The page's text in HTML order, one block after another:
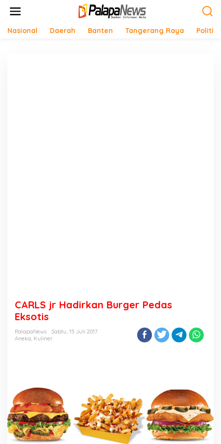
Nasional Daerah Banten Tangerang Raya Politik
CARLS jr Hadirkan Burger Pedas
Eksotis
PalapaNews
Sabtu, 15 Juli 2017
Aneka, Kuliner